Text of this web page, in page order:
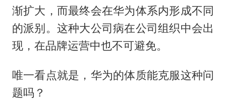
渐扩大，而最终会在华为体系内形成不同
的派别。这种大公司病在公司组织中会出
现，在品牌运营中也不可避免。
唯一看点就是，华为的体质能克服这种问
题吗？